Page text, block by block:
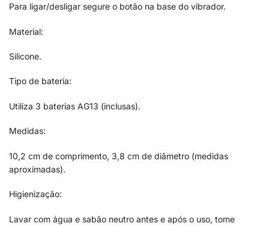
Para ligar/desligar segure o botão na base do vibrador.
Material:
Silicone.
Tipo de bateria:
Utiliza 3 baterias AG13 (inclusas).
Medidas:
10,2 cm de comprimento, 3,8 cm de diâmetro (medidas
aproximadas).
Higienização:
Lavar com água e sabão neutro antes e após o uso, tome